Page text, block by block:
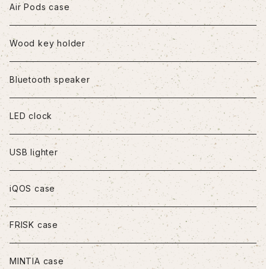
iPhone7/8/SE2
iPhone8Plus
iPhoneX/XS
iPhoneXR
iPhoneXS Max
iPhone11
iPhone11Pro
iPhone11Pro Max
Air Pods case
Wood key holder
Bluetooth speaker
LED clock
USB lighter
iQOS case
FRISK case
MINTIA case